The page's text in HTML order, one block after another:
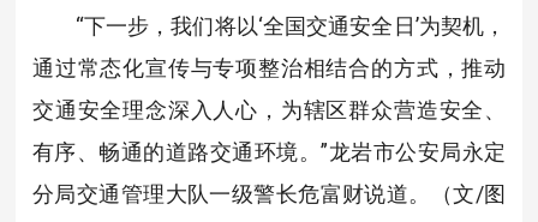
“下一步，我们将以‘全国交通安全日’为契机，
通过常态化宣传与专项整治相结合的方式，推动
交通安全理念深入人心，为辖区群众营造安全、
有序、畅通的道路交通环境。”龙岩市公安局永定
分局交通管理大队一级警长危富财说道。（文/图